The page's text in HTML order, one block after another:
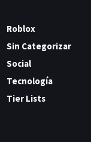
Roblox
Sin Categorizar
Social
Tecnología
Tier Lists